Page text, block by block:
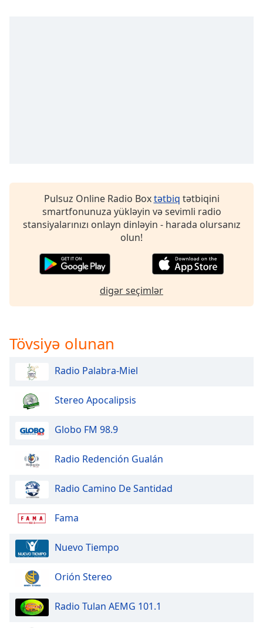
Size
Done
Close
dialog
Pulsuz Online Radio Boxtətbiq tətbiqini
smartfonunuza yükləyin və sevimli radio
stansiyalarınızı onlayn dinləyin - harada olursanız
olun!
digər seçimlər
Tövsiyə olunan
Radio Palabra-Miel
Stereo Apocalipsis
Globo FM 98.9
Radio Redención Gualán
Radio Camino De Santidad
Fama
Nuevo Tiempo
Orión Stereo
Radio Tulan AEMG 101.1